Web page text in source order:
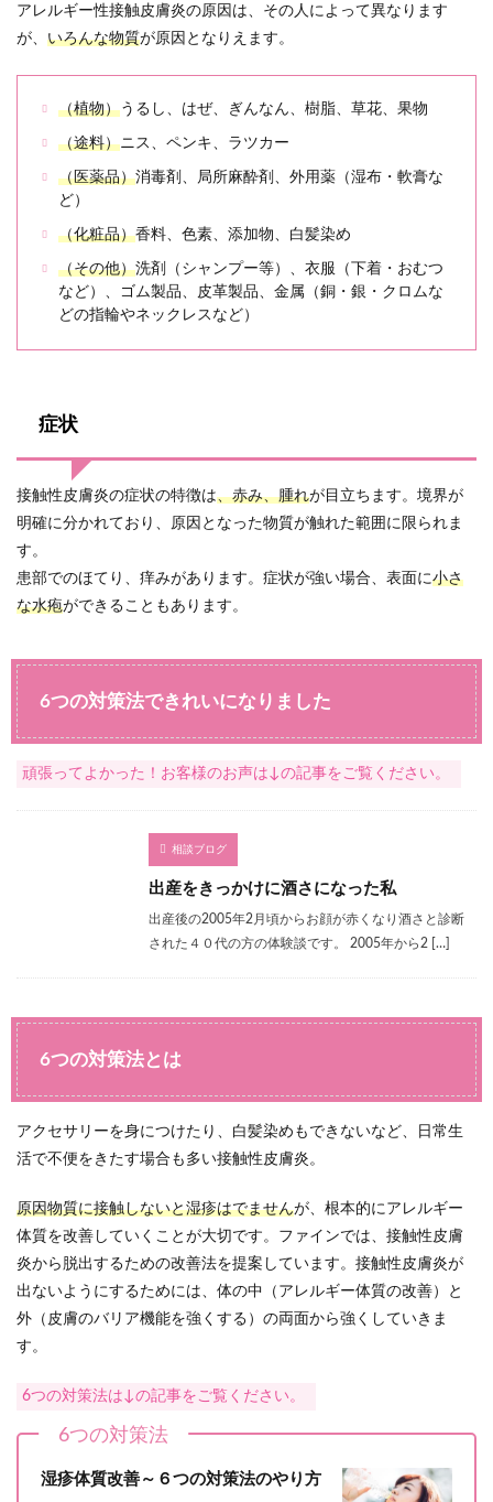
アレルギー性接触皮膚炎の原因は、その人によって異なります
が、 いろんな物質が原因となりえます。
（植物）うるし、はぜ、ぎんなん、樹脂、草花、果物
（途料）ニス、ペンキ、ラツカー
（医薬品）消毒剤、局所麻酔剤、外用薬（湿布・軟膏な
ど）
（化粧品）香料、色素、添加物、白髪染め
（その他）洗剤（シャンプー等）、衣服（下着・おむつ
など）、ゴム製品、皮革製品、金属（銅・銀・クロムな
どの指輪やネックレスなど）
症状
接触性皮膚炎の症状の特徴は、赤み、腫れが目立ちます。境界が
明確に分かれており、原因となった物質が触れた範囲に限られま
す。
患部でのほてり、痒みがあります。症状が強い場合、表面に小さ
な水疱ができることもあります。
6つの対策法できれいになりました
頑張ってよかった！お客様のお声は↓の記事をご覧ください。
相談ブログ
出産をきっかけに酒さになった私
出産後の2005年2月頃からお顔が赤くなり酒さと診断
された４０代の方の体験談です。 2005年から2 […]
6つの対策法とは
アクセサリーを身につけたり、白髪染めもできないなど、日常生
活で不便をきたす場合も多い接触性皮膚炎。
原因物質に接触しないと湿疹はでませんが、根本的にアレルギー
体質を改善していくことが大切です。ファインでは、接触性皮膚
炎から脱出するための改善法を提案しています。接触性皮膚炎が
出ないようにするためには、体の中（アレルギー体質の改善）と
外（皮膚のバリア機能を強くする）の両面から強くしていきま
す。
6つの対策法は↓の記事をご覧ください。
6つの対策法
湿疹体質改善～６つの対策法のやり方